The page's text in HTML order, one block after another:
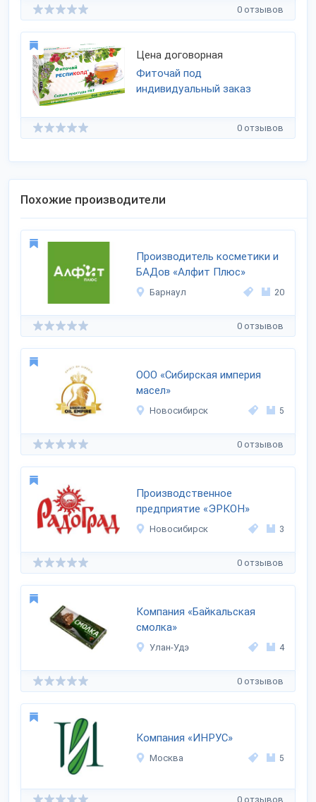
0 отзывов
Цена договорная
Фиточай под
индивидуальный заказ
0 отзывов
Похожие производители
Производитель косметики и
БАДов «Алфит Плюс»
Барнаул 20
0 отзывов
ООО «Сибирская империя
масел»
Новосибирск 5
0 отзывов
Производственное
предприятие «ЭРКОН»
Новосибирск 3
0 отзывов
Компания «Байкальская
смолка»
Улан-Удэ 4
0 отзывов
Компания «ИНРУС»
Москва 5
0 отзывов